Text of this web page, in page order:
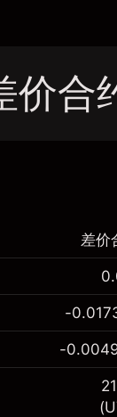
价合
易。
差价
-
-